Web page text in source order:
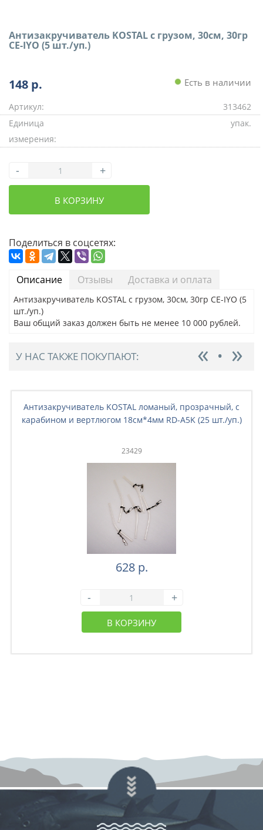
Антизакручиватель KOSTAL с грузом, 30см, 30гр
CE-IYO (5 шт./уп.)
148 р. Есть в наличии
Артикул:
313462
Единица
измерения:
упак.
- +
В КОРЗИНУ
Поделиться в соцсетях:
Описание Отзывы Доставка и оплата
Антизакручиватель KOSTAL с грузом, 30см, 30гр CE-IYO (5
шт./уп.)
Ваш общий заказ должен быть не менее 10 000 рублей.
У НАС ТАКЖЕ ПОКУПАЮТ:
Антизакручиватель KOSTAL ломаный, прозрачный, с
карабином и вертлюгом 18см*4мм RD-A5K (25 шт./уп.)
23429
628 р.
- +
В КОРЗИНУ